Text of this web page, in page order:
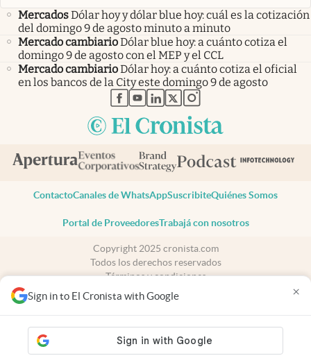
Sign in to El Cronista with Google ×
MercadosDólar hoy y dólar blue hoy: cuál es la cotización
del domingo 9 de agosto minuto a minuto
Mercado cambiarioDólar blue hoy: a cuánto cotiza el
domingo 9 de agosto con el MEP y el CCL
Mercado cambiarioDólar hoy: a cuánto cotiza el oficial
en los bancos de la City este domingo 9 de agosto
abre en nueva pestaña
abre en nueva pestaña
abre en nueva pestaña
abre en nueva pestaña
abre en nueva pestaña
ContactoCanales de WhatsAppSuscribiteQuiénes Somos
Portal de ProveedoresTrabajá con nosotros
Copyright 2025 cronista.com
Todos los derechos reservados
Términos y condiciones
Privacidad
Consentimiento
cronista.com
es propiedad de El Cronista Comercial S.A Registro de